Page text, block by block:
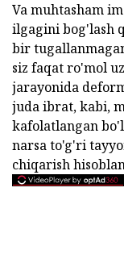
Va muhtasham
ilgagini bog'lash
bir
siz faqat ro'mol
jarayonida
juda ibrat, kabi,
kafolatlangan
narsa to'g'ri
chiqarish